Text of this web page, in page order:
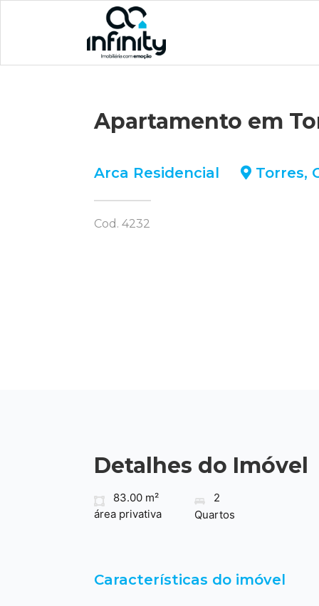
Apartamento em
Arca Residencial Torres,
Cod. 4232
Detalhes do Imóvel
83.00 m²
área privativa
2
Quartos
Características do imóvel